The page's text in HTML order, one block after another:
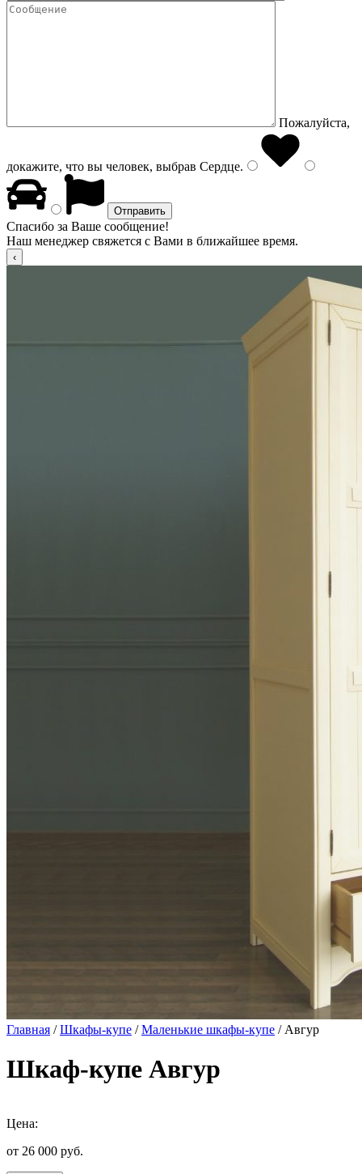
Пожалуйста,
докажите, что вы человек, выбрав Сердце.
Спасибо за Ваше сообщение!
Наш менеджер свяжется с Вами в ближайшее время.
Главная /Шкафы-купе /Маленькие шкафы-купе / Авгур
Шкаф-купе Авгур
Цена:
от 26 000 руб.